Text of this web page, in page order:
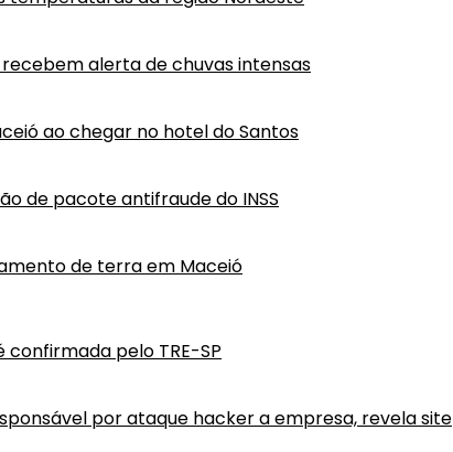
alerta de chuvas intensas
ao chegar no hotel do Santos
de pacote antifraude do INSS
de terra em Maceió
confirmada pelo TRE-SP
por ataque hacker a empresa, revela site